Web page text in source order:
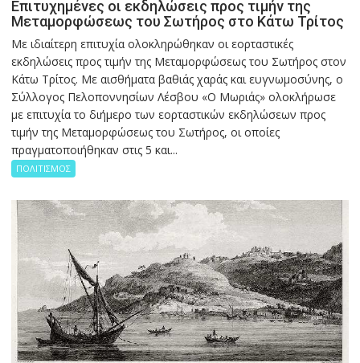
Επιτυχημένες οι εκδηλώσεις προς τιμήν της
Μεταμορφώσεως του Σωτήρος στο Κάτω Τρίτος
Με ιδιαίτερη επιτυχία ολοκληρώθηκαν οι εορταστικές
εκδηλώσεις προς τιμήν της Μεταμορφώσεως του Σωτήρος στον
Κάτω Τρίτος. Με αισθήματα βαθιάς χαράς και ευγνωμοσύνης, ο
Σύλλογος Πελοποννησίων Λέσβου «Ο Μωριάς» ολοκλήρωσε
με επιτυχία το διήμερο των εορταστικών εκδηλώσεων προς
τιμήν της Μεταμορφώσεως του Σωτήρος, οι οποίες
πραγματοποιήθηκαν στις 5 και...
ΠΟΛΙΤΙΣΜΟΣ